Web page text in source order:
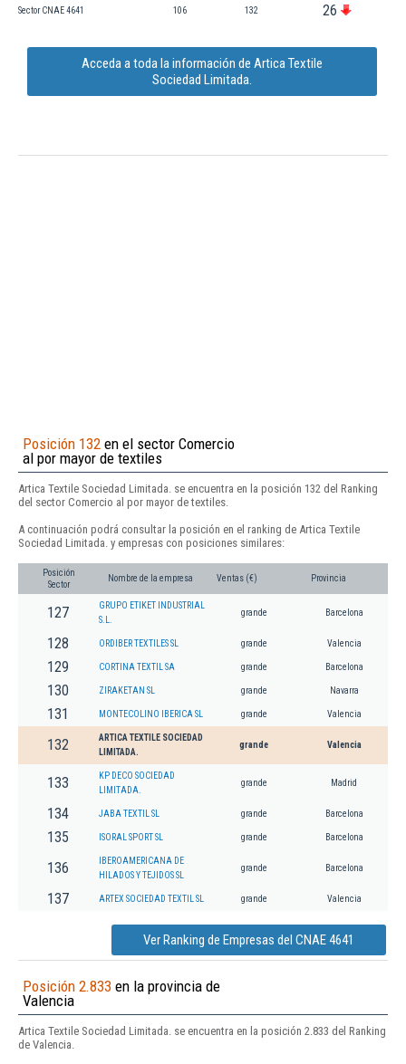
Sector CNAE 4641 106 132 26
Acceda a toda la información de Artica Textile
Sociedad Limitada.
Posición 132 en el sector Comercio
al por mayor de textiles
Artica Textile Sociedad Limitada. se encuentra en la posición 132 del Ranking
del sector Comercio al por mayor de textiles.
A continuación podrá consultar la posición en el ranking de Artica Textile
Sociedad Limitada. y empresas con posiciones similares:
Posición
Sector
Nombre de la empresa Ventas (€) Provincia
127
GRUPO ETIKET INDUSTRIAL
S.L.
grande Barcelona
128 ORDIBER TEXTILES SL grande Valencia
129 CORTINA TEXTIL SA grande Barcelona
130 ZIRAKETAN SL grande Navarra
131 MONTECOLINO IBERICA SL grande Valencia
132
ARTICA TEXTILE SOCIEDAD
LIMITADA.
grande Valencia
133
KP DECO SOCIEDAD
LIMITADA.
grande Madrid
134 JABA TEXTIL SL grande Barcelona
135 ISORAL SPORT SL grande Barcelona
136
IBEROAMERICANA DE
HILADOS Y TEJIDOS SL
grande Barcelona
137 ARTEX SOCIEDAD TEXTIL SL grande Valencia
Ver Ranking de Empresas del CNAE 4641
Posición 2.833 en la provincia de
Valencia
Artica Textile Sociedad Limitada. se encuentra en la posición 2.833 del Ranking
de Valencia.